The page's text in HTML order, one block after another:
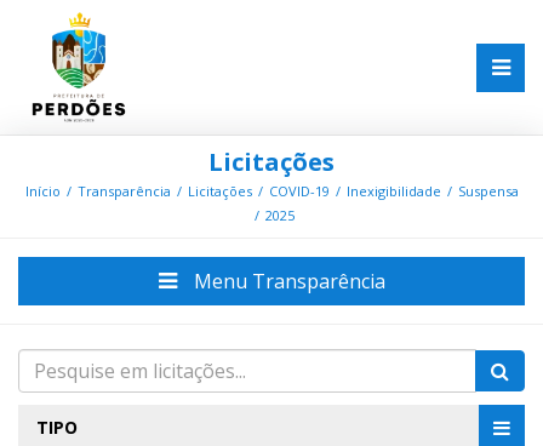
Licitações
Início Transparência Licitações COVID-19 Inexigibilidade
Suspensa
2025
Menu Transparência
TIPO